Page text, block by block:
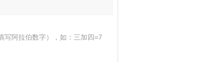
写阿拉伯数字），如：三加四=7